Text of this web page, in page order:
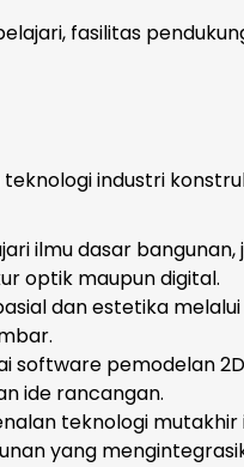
fasilitas
industri
ilmu dasar
optik maupun digital.
dan estetika
software pemodelan
ide rancangan.
teknologi
yang